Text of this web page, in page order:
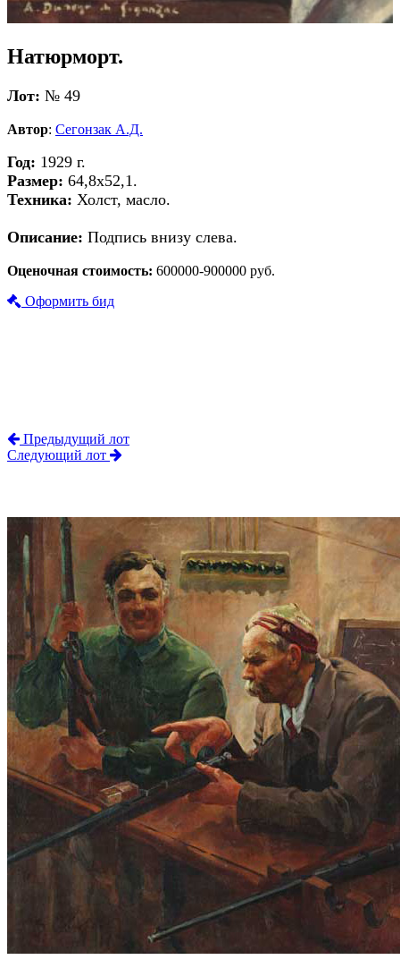
Натюрморт.
Лот: № 49
Автор: Сегонзак А.Д.
Год: 1929 г.
Размер: 64,8х52,1.
Техника: Холст, масло.
Описание: Подпись внизу слева.
Оценочная стоимость: 600000-900000 руб.
Оформить бид
Предыдущий лот
Следующий лот